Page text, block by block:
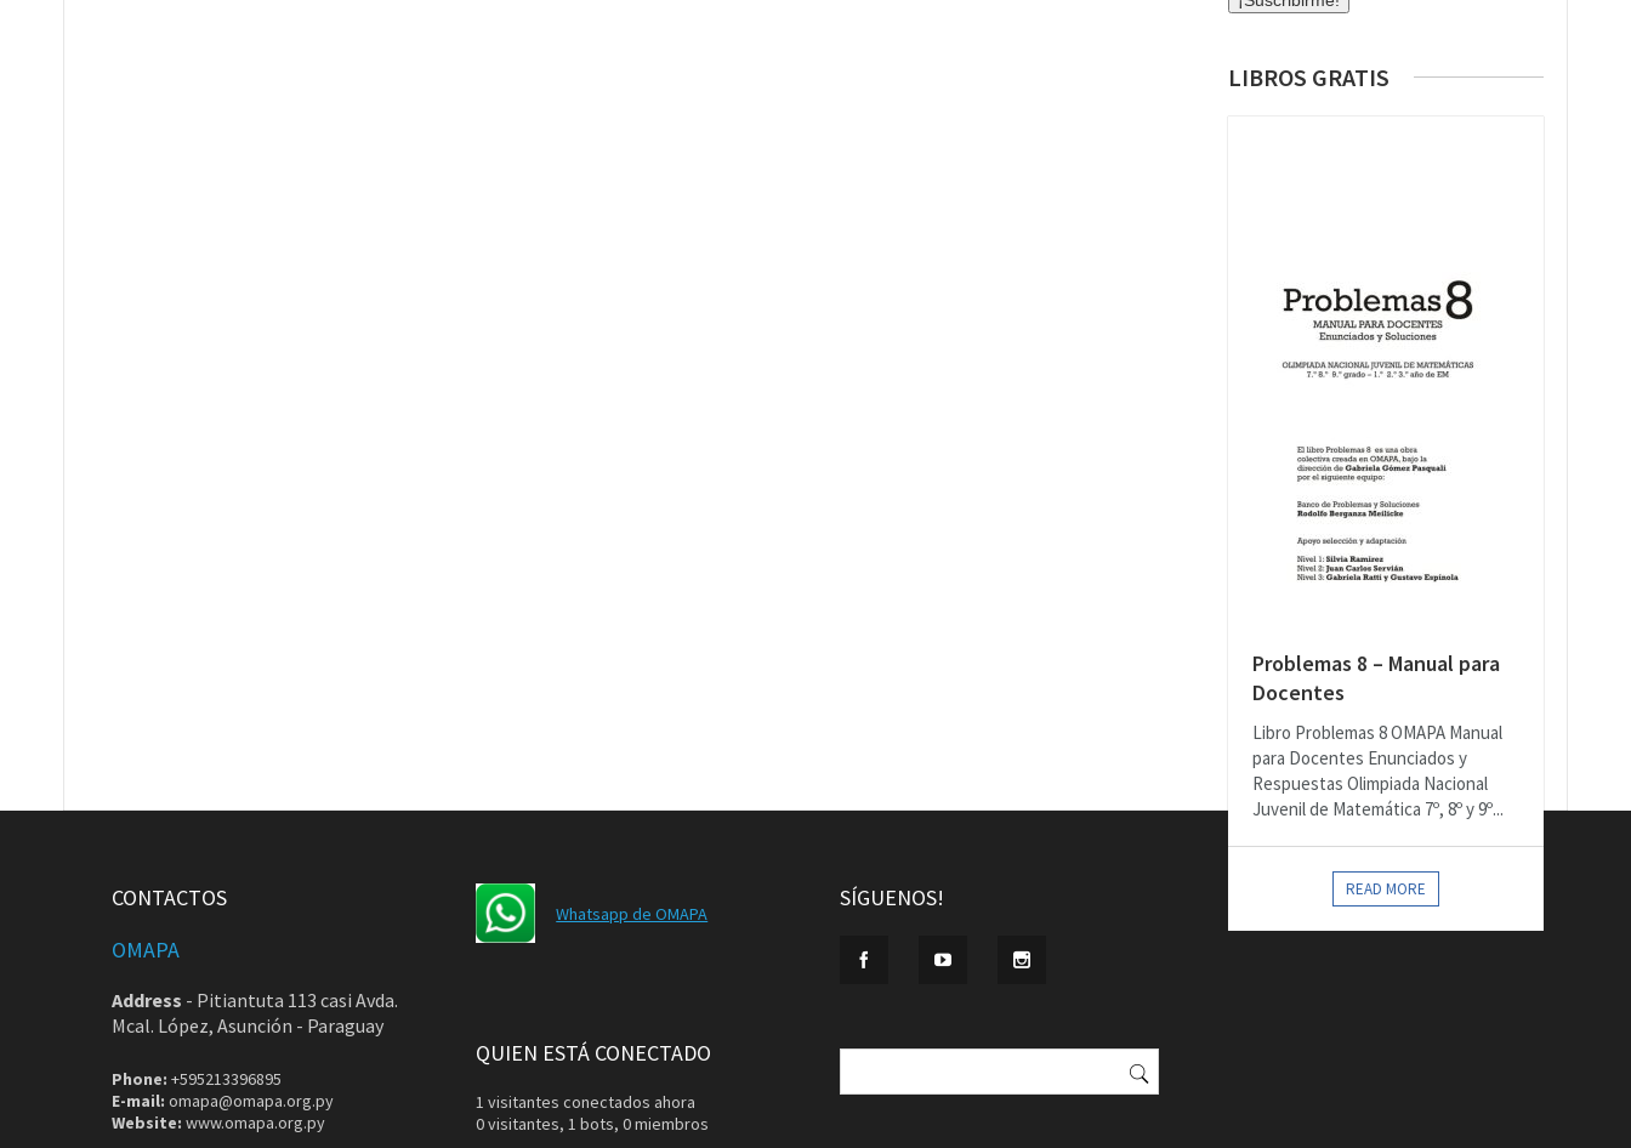
LIBROS GRATIS
Problemas 8 – Manual para
Docentes
Libro Problemas 8 OMAPA Manual
para Docentes Enunciados y
Respuestas Olimpiada Nacional
Juvenil de Matemática 7º, 8º y 9º...
READ MORE
CONTACTOS
OMAPA
Address - Pitiantuta 113 casi Avda.
Mcal. López, Asunción - Paraguay
Phone: +595213396895
E-mail: omapa@omapa.org.py
Website: www.omapa.org.py
Whatsapp de OMAPA
SÍGUENOS!
QUIEN ESTÁ CONECTADO
1 visitantes conectados ahora
0 visitantes, 1 bots, 0 miembros
Buscar: